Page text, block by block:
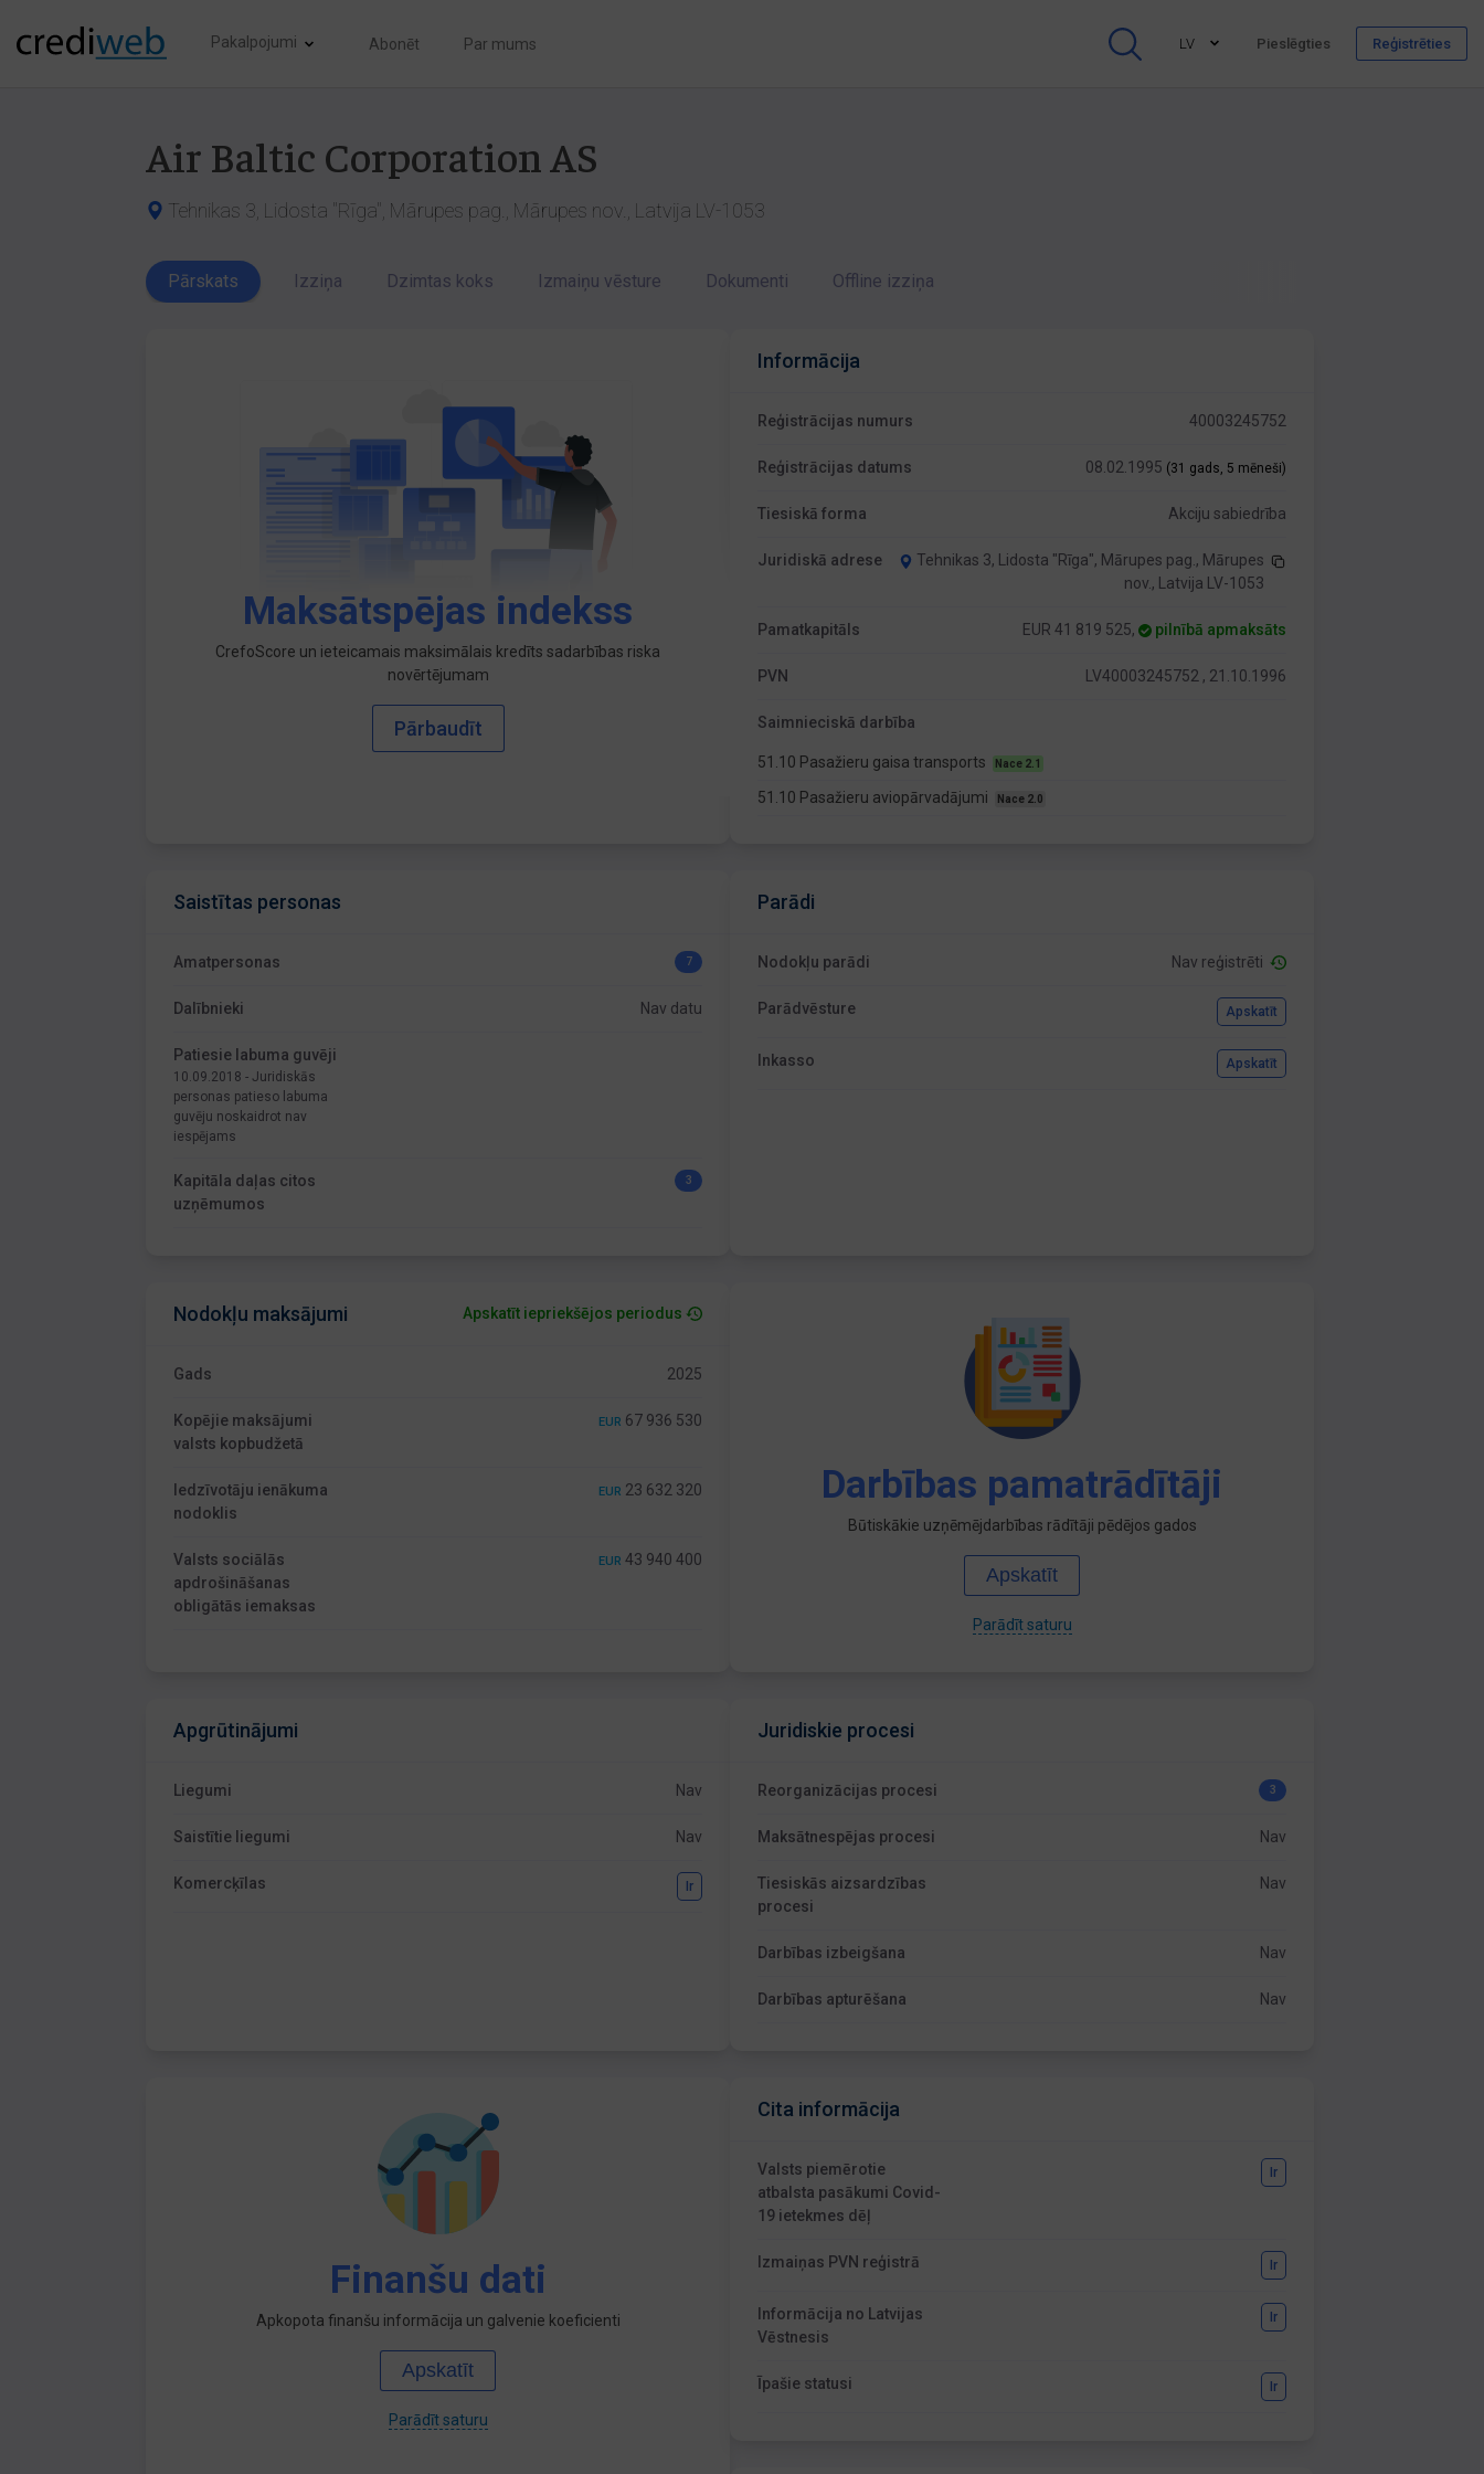
Pakalpojumi Abonēt Par mums LV Pieslēgties Reģistrēties
Air Baltic Corporation AS
Tehnikas 3, Lidosta "Rīga", Mārupes pag., Mārupes nov., Latvija LV-1053
Pārskats Izziņa Dzimtas koks Izmaiņu vēsture Dokumenti Offline izziņa
Maksātspējas indekss
CrefoScore un ieteicamais maksimālais kredīts sadarbības riska
novērtējumam
Pārbaudīt
Informācija
Reģistrācijas numurs 40003245752
Reģistrācijas datums 08.02.1995 (31 gads, 5 mēneši)
Tiesiskā forma Akciju sabiedrība
Juridiskā adrese
Tehnikas 3, Lidosta "Rīga", Mārupes pag., Mārupes
nov., Latvija LV-1053
Pamatkapitāls EUR 41 819 525, pilnībā apmaksāts
PVN LV40003245752 , 21.10.1996
Saimnieciskā darbība
51.10 Pasažieru gaisa transports Nace 2.1
51.10 Pasažieru aviopārvadājumi Nace 2.0
Saistītas personas
Amatpersonas 7
Dalībnieki Nav datu
Patiesie labuma guvēji
10.09.2018 - Juridiskās
personas patieso labuma
guvēju noskaidrot nav
iespējams
Kapitāla daļas citos
uzņēmumos
3
Parādi
Nodokļu parādi Nav reģistrēti
Parādvēsture Apskatīt
Inkasso Apskatīt
Nodokļu maksājumi Apskatīt iepriekšējos periodus
Gads 2025
Kopējie maksājumi
valsts kopbudžetā
EUR 67 936 530
Iedzīvotāju ienākuma
nodoklis
EUR 23 632 320
Valsts sociālās
apdrošināšanas
obligātās iemaksas
EUR 43 940 400
Darbības pamatrādītāji
Būtiskākie uzņēmējdarbības rādītāji pēdējos gados
Apskatīt
Parādīt saturu
Apgrūtinājumi
Liegumi Nav
Saistītie liegumi Nav
Komercķīlas Ir
Juridiskie procesi
Reorganizācijas procesi 3
Maksātnespējas procesi Nav
Tiesiskās aizsardzības
procesi
Nav
Darbības izbeigšana Nav
Darbības apturēšana Nav
Finanšu dati
Apkopota finanšu informācija un galvenie koeficienti
Apskatīt
Parādīt saturu
Cita informācija
Valsts piemērotie
atbalsta pasākumi Covid-
19 ietekmes dēļ
Ir
Izmaiņas PVN reģistrā Ir
Informācija no Latvijas
Vēstnesis
Ir
Īpašie statusi Ir